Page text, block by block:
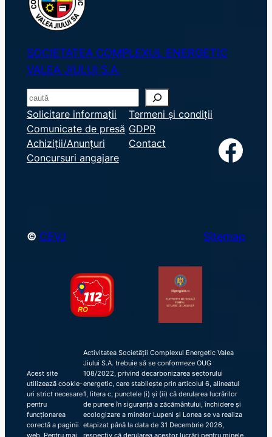
SOCIETATEA COMPLEXUL ENERGETIC
VALEA JIULUI S.A.
S
e
a
r
c
Solicitare informații
Comunicate de presă
Achiziții/Anunțuri
Concursuri angajare
Termeni și condiții
GDPR
Contact
Facebook
© CEVJ Sitemap
Acest site
utilizează cookie-
uri strict necesare
pentru
funcționarea
corectă a paginii
web. Pentru mai
Activitatea Societății Complexul Energetic Valea
Jiului S.A. trebuie să se conformeze OUG
108/2022, privind decarbonizarea sectorului
energetic, care stabilește prin articolul 6, alineatul
1, litera c, punctele (i) și (ii) că derularea lucrărilor
de punere în siguranță a zăcământului, închidere și
ecologizare a minelor Lupeni și Lonea se va realiza
etapizat până la data de 31 Decembrie 2026,
respectiv că derularea acestor lucrări pentru minele